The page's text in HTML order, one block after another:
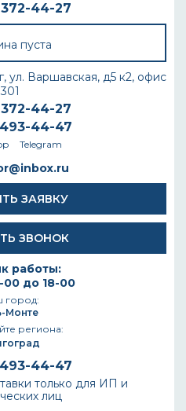
44-27
пуста
ул. Варшавская, д5 к2, офис
301
44-27
44-47
Telegram
ЗАЯВКУ
ЗВОНОК
работы:
00 до 18-00
город:
Монте
региона:
44-47
только для ИП и
лиц